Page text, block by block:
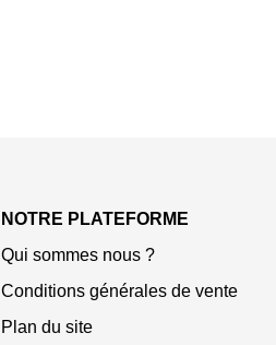
NOTRE PLATEFORME
Qui sommes nous ?
Conditions générales de vente
Plan du site